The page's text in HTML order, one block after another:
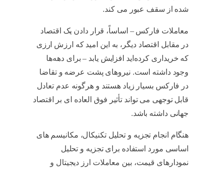
شده از سقف عبور می کند.
معاملات فارکس – اساساً، قرار دادن یک اقتصاد
در مقابل اقتصاد دیگر، به این امید که ارزش ارزی
که خریداری کرده‌اید افزایش یابد – برای دهه‌ها
وجود داشته است. نیروهای پشت عرضه و تقاضا
در فارکس بسیار زیاد هستند و هرگونه عدم تعادل
قابل توجهی می تواند تأثیر فوق العاده ای بر اقتصاد
جهانی داشته باشد.
هنگام انجام تجزیه و تحلیل تکنیکال، مکانیسم های
اساسی مورد استفاده برای تجزیه و تحلیل
نمودارهای قیمت، بین معاملات ارز دیجیتال و